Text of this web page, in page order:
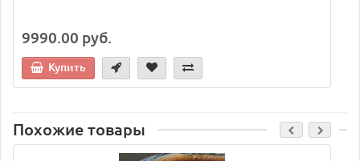
9990.00 руб.
Купить
Похожие товары